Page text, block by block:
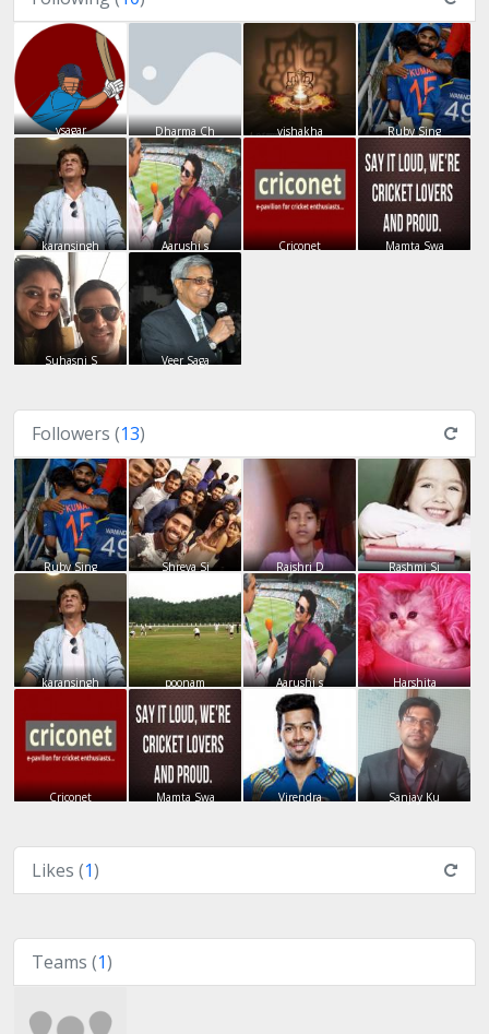
vsagar Dharma Ch vishakha Ruby Sing
karansingh Aarushi s Criconet Mamta Swa
Suhasni S Veer Saga
Followers (13)
Ruby Sing Shreya Si Rajshri D Rashmi Si
karansingh poonam Aarushi s Harshita
Criconet Mamta Swa Virendra Sanjay Ku
Likes (1)
Teams (1)